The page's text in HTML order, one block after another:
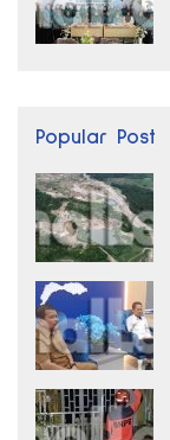
Popular Post